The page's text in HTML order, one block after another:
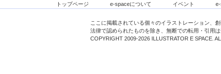
トップページ e-spaceについて イベント
ここに掲載されている個々のイラストレーション、
法律で認められたものを除き、無断での転用・引用
COPYRIGHT 2009-2026 ILLUSTRATOR E SPACE.